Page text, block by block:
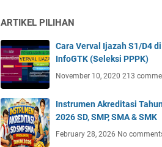
ARTIKEL PILIHAN
Cara Verval Ijazah S1/D4 di
InfoGTK (Seleksi PPPK)
November 10, 2020 213
Instrumen Akreditasi
2026 SD, SMP, SMA & SMK
February 28, 2026 No